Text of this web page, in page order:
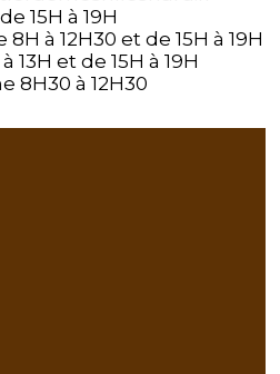
15H à 19H
à 12H30 et de 15H à 19H
13H et de 15H à 19H
8H30 à 12H30